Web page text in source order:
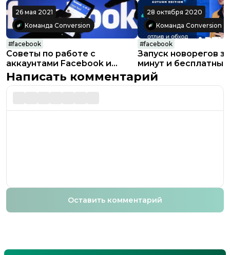
26 мая 2021
Команда Conversion
#facebook
Советы по работе с
аккаунтами Facebook и
антидетектами
28 октября 2020
Команда Conversion
#facebook
Запуск новорегов за
минут и
доклад Артура Джа
минуты
Написать комментарий
Оставить комментарий